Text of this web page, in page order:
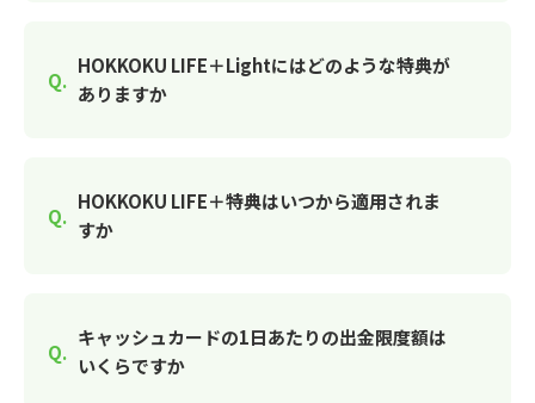
HOKKOKU LIFE＋Lightにはどのような特典が
ありますか
HOKKOKU LIFE＋特典はいつから適用されま
すか
キャッシュカードの1日あたりの出金限度額は
いくらですか